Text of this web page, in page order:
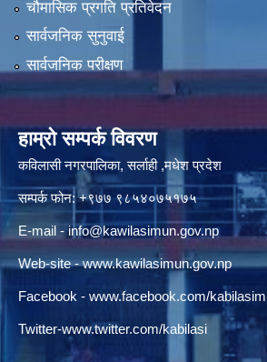
चौमासिक प्रगति प्रतिवेदन
सार्वजनिक सुनुवाई
सार्वजनिक परीक्षण
हाम्रो सम्पर्क विवरण
कविलासी नगरपालिका, सर्लाही ,मधेश प्रदेश
सम्पर्क फोन: +९७७ ९८५४०७५१७५
E-mail -info@kawilasimun.gov.np
Web-site -www.kawilasimun.gov.np
Facebook - www.facebook.com/
Twitter-www.twitter.com/kabilasi